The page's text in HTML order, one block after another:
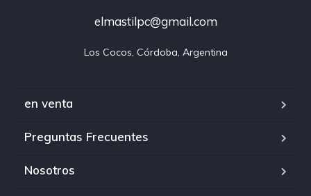
elmastilpc@gmail.com
Los Cocos, Córdoba, Argentina
en venta
Preguntas Frecuentes
Nosotros